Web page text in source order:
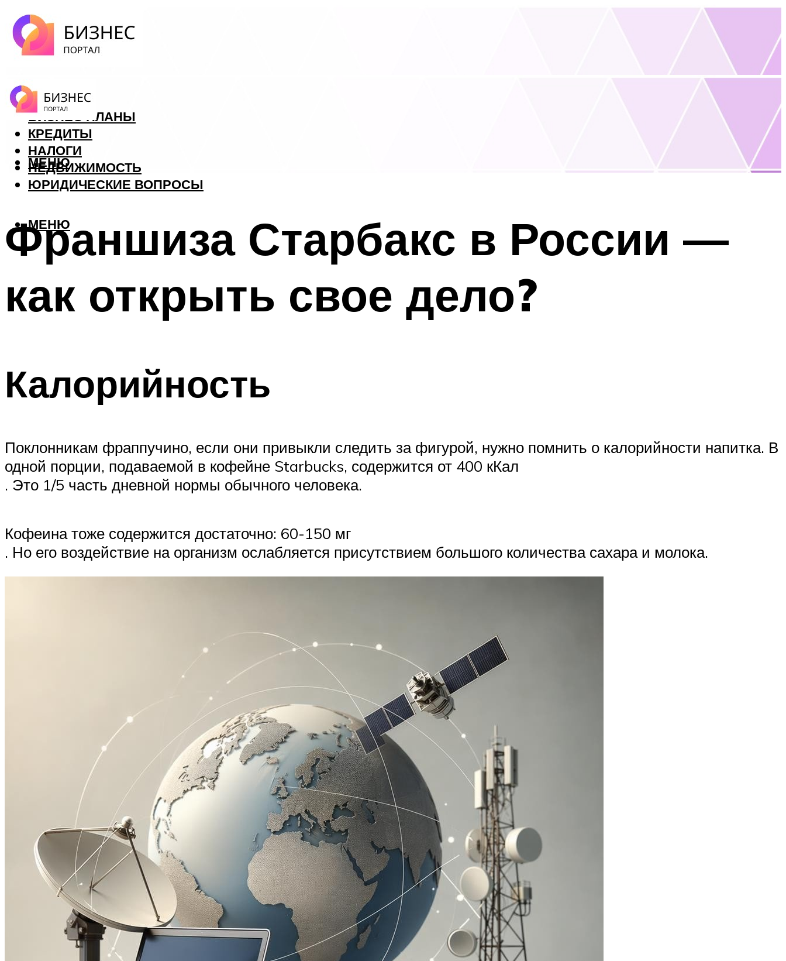
ФОРЕКС
БИЗНЕС ПЛАНЫ
КРЕДИТЫ
НАЛОГИ
НЕДВИЖИМОСТЬ
ЮРИДИЧЕСКИЕ ВОПРОСЫ
МЕНЮ
МЕНЮ
Франшиза Старбакс в России —
как открыть свое дело?
Калорийность
Поклонникам фраппучино, если они привыкли следить за фигурой, нужно помнить о калорийности напитка. В
одной порции, подаваемой в кофейне Starbucks, содержится от 400 кКал
. Это 1/5 часть дневной нормы обычного человека.
Кофеина тоже содержится достаточно: 60-150 мг
. Но его воздействие на организм ослабляется присутствием большого количества сахара и молока.